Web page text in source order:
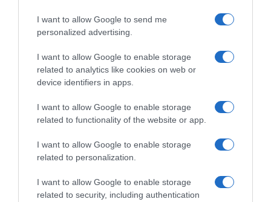
I want to allow Google to send me
personalized advertising.
I want to allow Google to enable storage
related to analytics like cookies on web or
device identifiers in apps.
I want to allow Google to enable storage
related to functionality of the website or app.
I want to allow Google to enable storage
related to personalization.
I want to allow Google to enable storage
related to security, including authentication
ΣΧΟΛΙΑ